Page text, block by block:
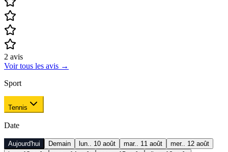
2 avis
Voir tous les avis →
Sport
Tennis
Date
Aujourd'hui Demain lun.. 10 août mar.. 11 août
mer.. 12 août